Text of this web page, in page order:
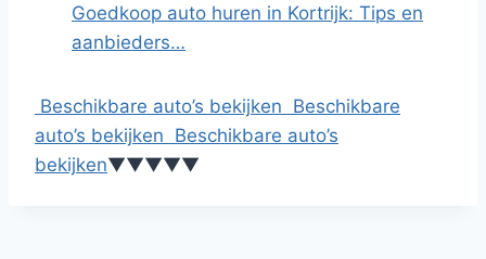
Goedkoop auto huren in Kortrijk: Tips en
aanbieders…
Beschikbare auto’s bekijken Beschikbare
auto’s bekijken Beschikbare auto’s
bekijken▼▼▼▼▼